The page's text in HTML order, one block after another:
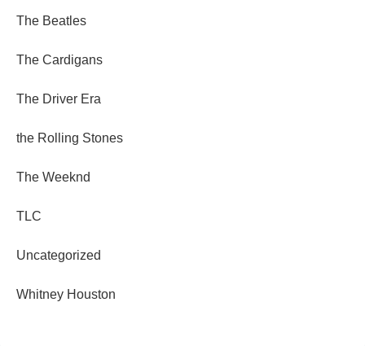
The Beatles
The Cardigans
The Driver Era
the Rolling Stones
The Weeknd
TLC
Uncategorized
Whitney Houston